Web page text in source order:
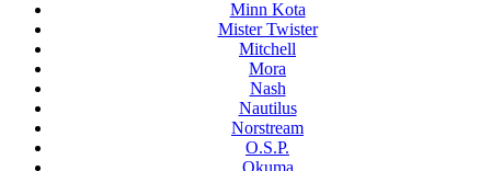
Minn Kota
Mister Twister
Mitchell
Mora
Nash
Nautilus
Norstream
O.S.P.